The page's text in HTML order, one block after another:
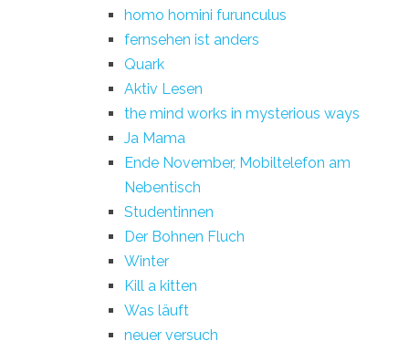
homo homini furunculus
fernsehen ist anders
Quark
Aktiv Lesen
the mind works in mysterious ways
Ja Mama
Ende November, Mobiltelefon am
Nebentisch
Studentinnen
Der Bohnen Fluch
Winter
Kill a kitten
Was läuft
neuer versuch